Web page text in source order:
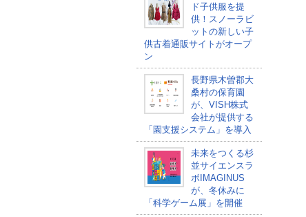
ド子供服を提
供！スノーラビ
ットの新しい子
供古着通販サイトがオープ
ン
長野県木曽郡大
桑村の保育園
が、VISH株式
会社が提供する
「園支援システム」を導入
未来をつくる杉
並サイエンスラ
ボIMAGINUS
が、冬休みに
「科学ゲーム展」を開催